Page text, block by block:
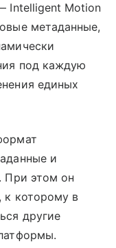
Intelligent Motion
метаданные,
под каждую
единых
и
. При этом он
к которому в
другие